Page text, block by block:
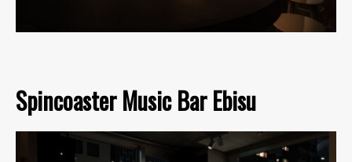
Spincoaster Music Bar Ebisu